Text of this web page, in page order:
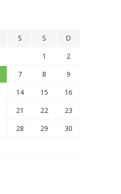
S S
D
1
2
7 8
9
14 15
16
21 22
23
28 29
30